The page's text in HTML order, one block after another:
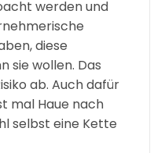
werden und
diese
sie wollen. Das
ab. Auch dafür
mal Haue nach
selbst eine Kette